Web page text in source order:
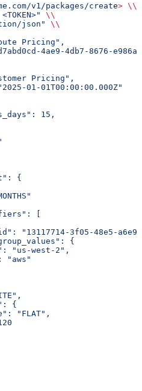
v1/packages/create> \\
\\
json"
\\
Pricing",
4ae9-4db7-8676-
Pricing",
01-01T00:00:00.000Z"
15,
{
[
"13117714-3f05-48e5-
{
"us-west-2",
"aws"
{
"FLAT",